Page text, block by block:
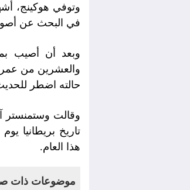
في البحث عن
وبعد أن أصيب
والعشرين من
حالته اضطر
تاريخ بريطانيا
هذا العام.
موضوعات ذات